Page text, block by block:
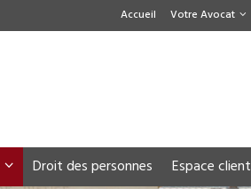
Accueil Votre Avocat
Droit des personnes Espace client